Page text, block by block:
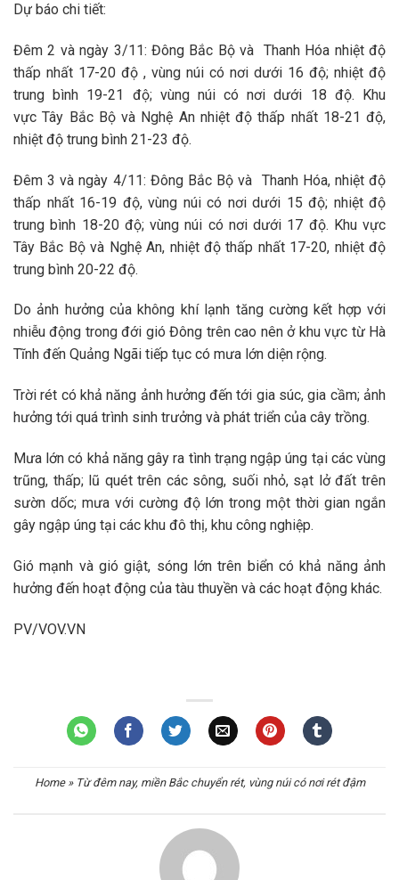
Dự báo chi tiết:
Đêm 2 và ngày 3/11: Đông Bắc Bộ và Thanh Hóa nhiệt độ
thấp nhất 17-20 độ , vùng núi có nơi dưới 16 độ; nhiệt độ
trung bình 19-21 độ; vùng núi có nơi dưới 18 độ. Khu
vực Tây Bắc Bộ và Nghệ An nhiệt độ thấp nhất 18-21 độ,
nhiệt độ trung bình 21-23 độ.
Đêm 3 và ngày 4/11: Đông Bắc Bộ và Thanh Hóa, nhiệt độ
thấp nhất 16-19 độ, vùng núi có nơi dưới 15 độ; nhiệt độ
trung bình 18-20 độ; vùng núi có nơi dưới 17 độ. Khu vực
Tây Bắc Bộ và Nghệ An, nhiệt độ thấp nhất 17-20, nhiệt độ
trung bình 20-22 độ.
Do ảnh hưởng của không khí lạnh tăng cường kết hợp với
nhiễu động trong đới gió Đông trên cao nên ở khu vực từ Hà
Tĩnh đến Quảng Ngãi tiếp tục có mưa lớn diện rộng.
Trời rét có khả năng ảnh hưởng đến tới gia súc, gia cầm; ảnh
hưởng tới quá trình sinh trưởng và phát triển của cây trồng.
Mưa lớn có khả năng gây ra tình trạng ngập úng tại các vùng
trũng, thấp; lũ quét trên các sông, suối nhỏ, sạt lở đất trên
sườn dốc; mưa với cường độ lớn trong một thời gian ngắn
gây ngập úng tại các khu đô thị, khu công nghiệp.
Gió mạnh và gió giật, sóng lớn trên biển có khả năng ảnh
hưởng đến hoạt động của tàu thuyền và các hoạt động khác.
PV/VOV.VN
Home» Từ đêm nay, miền Bắc chuyển rét, vùng núi có nơi rét đậm